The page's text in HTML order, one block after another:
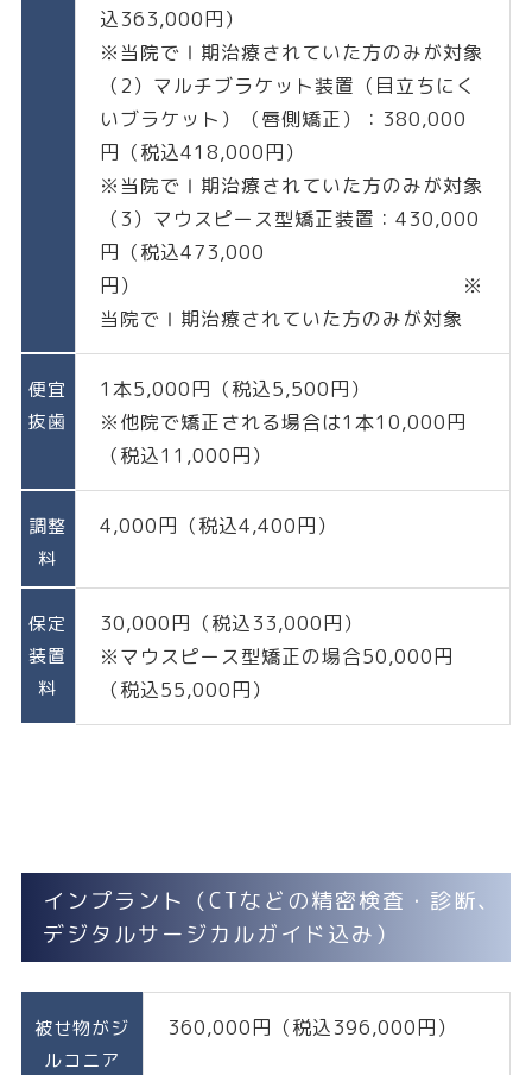
込363,000円）
※当院でⅠ期治療されていた方のみが対象
（2）マルチブラケット装置（目立ちにく
いブラケット）（唇側矯正）：380,000
円（税込418,000円）
※当院でⅠ期治療されていた方のみが対象
（3）マウスピース型矯正装置：430,000
円（税込473,000
円） ※
当院でⅠ期治療されていた方のみが対象
便宜
抜歯
1本5,000円（税込5,500円）
※他院で矯正される場合は1本10,000円
（税込11,000円）
調整
料
4,000円（税込4,400円）
保定
装置
料
30,000円（税込33,000円）
※マウスピース型矯正の場合50,000円
（税込55,000円）
インプラント（CTなどの精密検査・診断、
デジタルサージカルガイド込み）
被せ物がジ
ルコニア
360,000円（税込396,000円）